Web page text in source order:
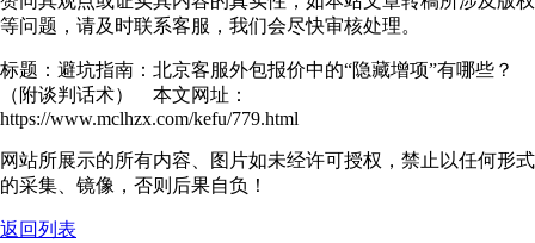
等问题，请及时联系客服，我们会尽快审核处理。
标题：避坑指南：北京客服外包报价中的“隐藏增项”有哪些？
（附谈判话术） 本文网址：
https://www.mclhzx.com/kefu/779.html
网站所展示的所有内容、图片如未经许可授权，禁止以任何形式
的采集、镜像，否则后果自负！
返回列表